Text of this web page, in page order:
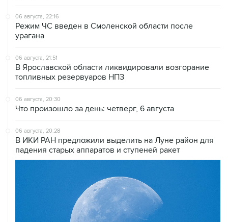
06 августа, 22:16
Режим ЧС введен в Смоленской области после
урагана
06 августа, 21:51
В Ярославской области ликвидировали возгорание
топливных резервуаров НПЗ
06 августа, 20:30
Что произошло за день: четверг, 6 августа
06 августа, 20:28
В ИКИ РАН предложили выделить на Луне район для
падения старых аппаратов и ступеней ракет